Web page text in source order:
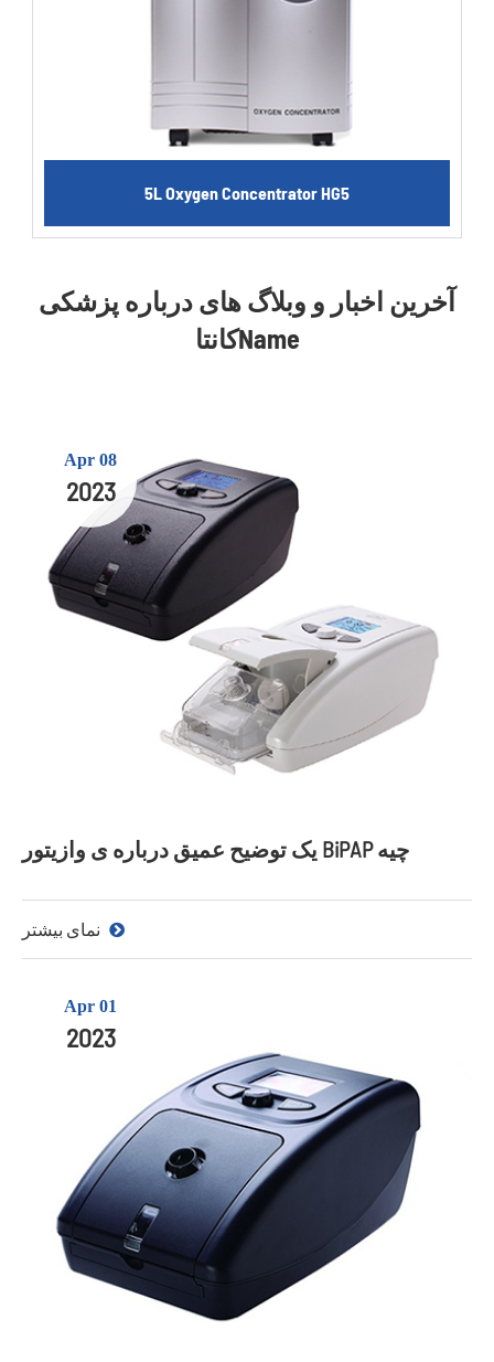
5L Oxygen Concentrator HG5
آخرین اخبار و وبلاگ های درباره پزشکی
کانتاName
Apr 08
2023
یک توضیح عمیق درباره ی وازیتور BiPAP چیه
Apr 01
2023